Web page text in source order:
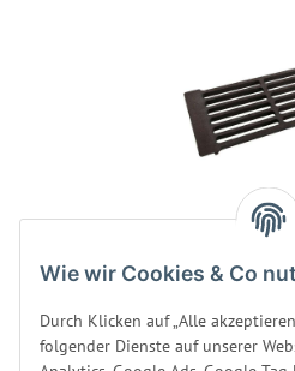
Wie wir Cookies & Co
Durch Klicken auf „Alle
folgender Dienste auf unserer
Holzöfen ZKIP-
Produktsicherheit